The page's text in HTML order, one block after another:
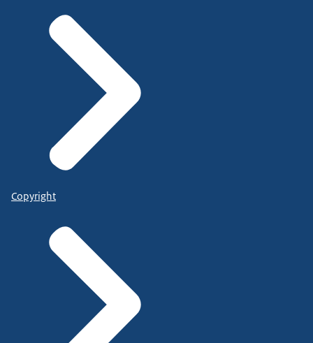
Copyright